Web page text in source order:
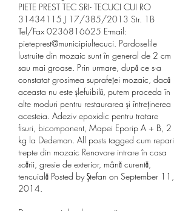
PIETE PREST TEC SRI- TECUCI CUI RO
31434115 J 17/385/2013 Str. 1B
Tel/Fax 0236816625 E-mail:
pieteprest@municipiultecuci. Pardoselile
lustruite din mozaic sunt în general de 2 cm
sau mai groase. Prin urmare, după ce s-a
constatat grosimea suprafeței mozaic, dacă
aceasta nu este șlefuibilă, putem proceda în
alte moduri pentru restaurarea și întreținerea
acesteia. Adeziv epoxidic pentru tratare
fisuri, bicomponent, Mapei Eporip A + B, 2
kg la Dedeman. All posts tagged cum repari
trepte din mozaic Renovare intrare în casa
scării, gresie de exterior, mână curentă,
tencuială Posted by Ştefan on September 11,
2014.